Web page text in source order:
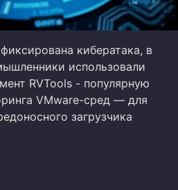
кибератака, в
использовали
RVTools - популярную
VMware-сред — для
загрузчика